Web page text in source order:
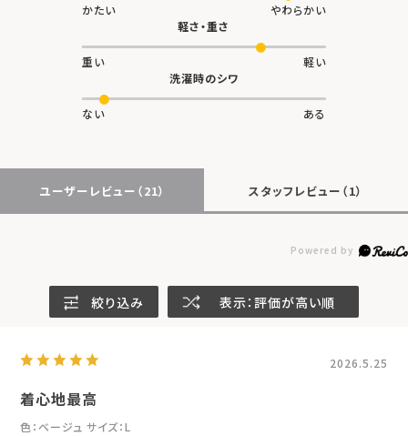
かたい
やわらかい
軽さ・重さ
重い
軽い
洗濯時のシワ
ない ある
ユーザーレビュー （21） スタッフレビュー （1）
絞り込み 表示：評価が高い順
2026.5.25
着心地最高
色：ベージュ サイズ：L